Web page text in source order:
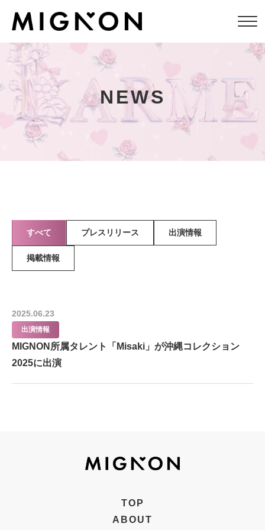
NEWS
すべて プレスリリース 出演情報
掲載情報
2025.06.23
出演情報
MIGNON所属タレント「Misaki」が沖縄コレクション
2025に出演
TOP
ABOUT